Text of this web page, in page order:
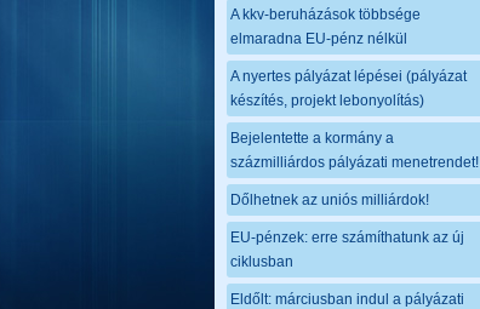
A kkv-beruházások többsége
elmaradna EU-pénz nélkül
A nyertes pályázat lépései (pályázat
készítés, projekt lebonyolítás)
Bejelentette a kormány a
százmilliárdos pályázati menetrendet!
Dőlhetnek az uniós milliárdok!
EU-pénzek: erre számíthatunk az új
ciklusban
Eldőlt: márciusban indul a pályázati